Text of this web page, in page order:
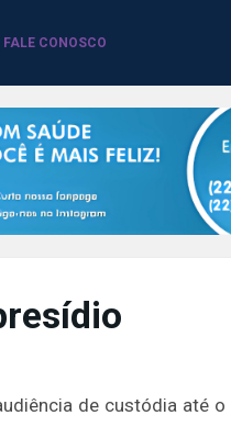
FALE CONOSCO
de custódia até o